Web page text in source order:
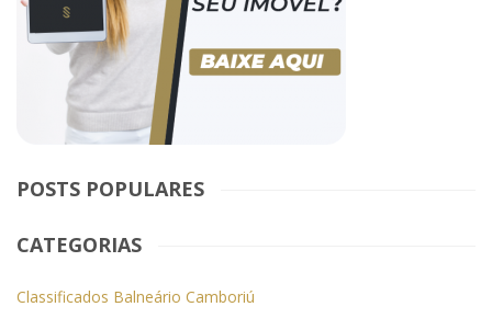
POSTS POPULARES
CATEGORIAS
Classificados Balneário Camboriú